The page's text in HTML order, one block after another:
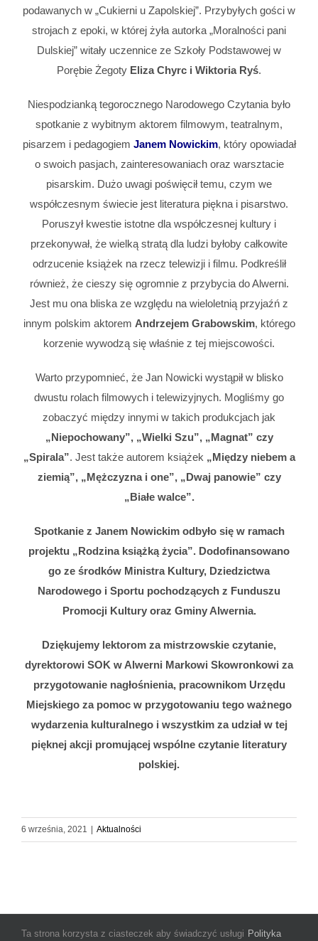
podawanych w „Cukierni u Zapolskiej”. Przybyłych gości w
strojach z epoki, w której żyła autorka „Moralności pani
Dulskiej” witały uczennice ze Szkoły Podstawowej w
Porębie Żegoty Eliza Chyrc i Wiktoria Ryś.
Niespodzianką tegorocznego Narodowego Czytania było
spotkanie z wybitnym aktorem filmowym, teatralnym,
pisarzem i pedagogiem Janem Nowickim, który opowiadał
o swoich pasjach, zainteresowaniach oraz warsztacie
pisarskim. Dużo uwagi poświęcił temu, czym we
współczesnym świecie jest literatura piękna i pisarstwo.
Poruszył kwestie istotne dla współczesnej kultury i
przekonywał, że wielką stratą dla ludzi byłoby całkowite
odrzucenie książek na rzecz telewizji i filmu. Podkreślił
również, że cieszy się ogromnie z przybycia do Alwerni.
Jest mu ona bliska ze względu na wieloletnią przyjaźń z
innym polskim aktorem Andrzejem Grabowskim, którego
korzenie wywodzą się właśnie z tej miejscowości.
Warto przypomnieć, że Jan Nowicki wystąpił w blisko
dwustu rolach filmowych i telewizyjnych. Mogliśmy go
zobaczyć między innymi w takich produkcjach jak
„Niepochowany”, „Wielki Szu”, „Magnat” czy
„Spirala”. Jest także autorem książek „Między niebem a
ziemią”, „Mężczyzna i one”, „Dwaj panowie” czy
„Białe walce”.
Spotkanie z Janem Nowickim odbyło się w ramach
projektu „Rodzina książką życia”. Dodofinansowano
go ze środków Ministra Kultury, Dziedzictwa
Narodowego i Sportu pochodzących z Funduszu
Promocji Kultury oraz Gminy Alwernia.
Dziękujemy lektorom za mistrzowskie czytanie,
dyrektorowi SOK w Alwerni Markowi Skowronkowi za
przygotowanie nagłośnienia, pracownikom Urzędu
Miejskiego za pomoc w przygotowaniu tego ważnego
wydarzenia kulturalnego i wszystkim za udział w tej
pięknej akcji promującej wspólne czytanie literatury
polskiej.
6 września, 2021 | Aktualności
Ta strona korzysta z ciasteczek aby świadczyć usługi Polityka